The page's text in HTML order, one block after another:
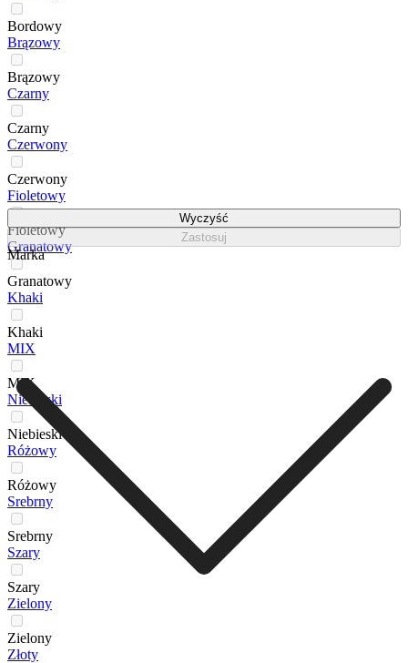
Bordowy
Brązowy
Brązowy
Czarny
Czarny
Czerwony
Czerwony
Fioletowy
Fioletowy
Granatowy
Granatowy
Khaki
Khaki
MIX
MIX
Niebieski
Niebieski
Różowy
Różowy
Srebrny
Srebrny
Szary
Szary
Zielony
Zielony
Złoty
Wyczyść
Zastosuj
Marka